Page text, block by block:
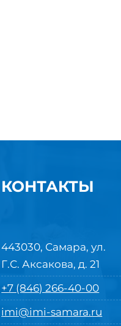
КОНТАКТЫ
443030, Самара, ул.
Г.С. Аксакова, д. 21
+7 (846) 266-40-00
imi@imi-samara.ru